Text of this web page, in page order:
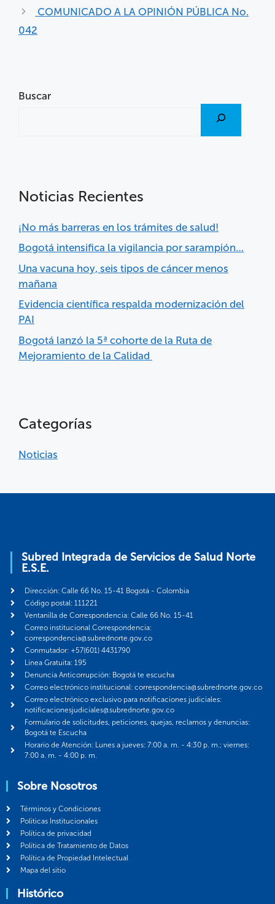
COMUNICADO A LA OPINIÓN PÚBLICA No.
042
Buscar
Noticias Recientes
¡No más barreras en los trámites de salud!
Bogotá intensifica la vigilancia por sarampión…
Una vacuna hoy, seis tipos de cáncer menos
mañana
Evidencia científica respalda modernización del
PAI
Bogotá lanzó la 5ª cohorte de la Ruta de
Mejoramiento de la Calidad
Categorías
Noticias
Subred Integrada de Servicios de Salud Norte
E.S.E.
Dirección: Calle 66 No. 15-41 Bogotá - Colombia
Código postal: 111221
Ventanilla de Correspondencia: Calle 66 No. 15-41
Correo institucional Correspondencia:
correspondencia@subrednorte.gov.co
Conmutador: +57(601) 4431790
Línea Gratuita: 195
Denuncia Anticorrupción: Bogotá te escucha
Correo electrónico institucional: correspondencia@subrednorte.gov.co
Correo electrónico exclusivo para notificaciones judiciales:
notificacionesjudiciales@subrednorte.gov.co
Formulario de solicitudes, peticiones, quejas, reclamos y denuncias:
Bogotá te Escucha
Horario de Atención: Lunes a jueves: 7:00 a. m. - 4:30 p. m.; viernes:
7:00 a. m. - 4:00 p. m.
Sobre Nosotros
Términos y Condiciones
Politicas Institucionales
Política de privacidad
Política de Tratamiento de Datos
Política de Propiedad Intelectual
Mapa del sitio
Histórico